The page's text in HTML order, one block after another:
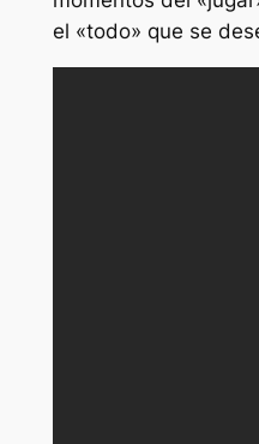
el «todo» que se